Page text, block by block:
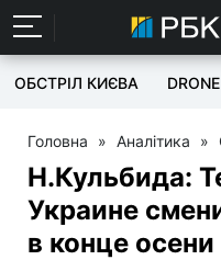
ОБСТРІЛ КИЄВА
Головна » Аналітика »
Н.Кульбида:
Украине
в конце